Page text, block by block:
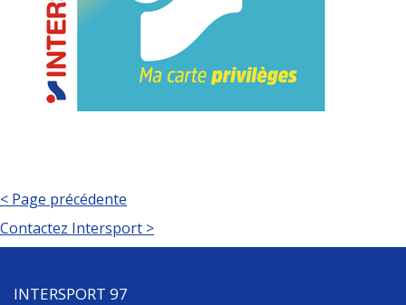
< Page précédente
Contactez Intersport >
INTERSPORT 97